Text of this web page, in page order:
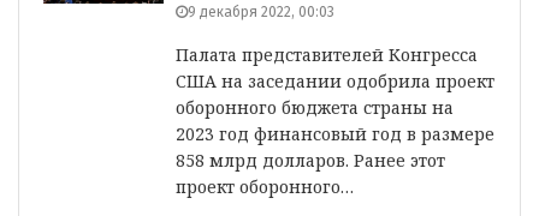
9 декабря 2022, 00:03
Палата представителей Конгресса
США на заседании одобрила проект
оборонного бюджета страны на
2023 год финансовый год в размере
858 млрд долларов. Ранее этот
проект оборонного…